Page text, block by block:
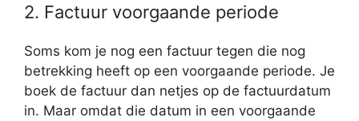
2. Factuur voorgaande periode
Soms kom je nog een factuur tegen die nog
betrekking heeft op een voorgaande periode. Je
boek de factuur dan netjes op de factuurdatum
in. Maar omdat die datum in een voorgaande